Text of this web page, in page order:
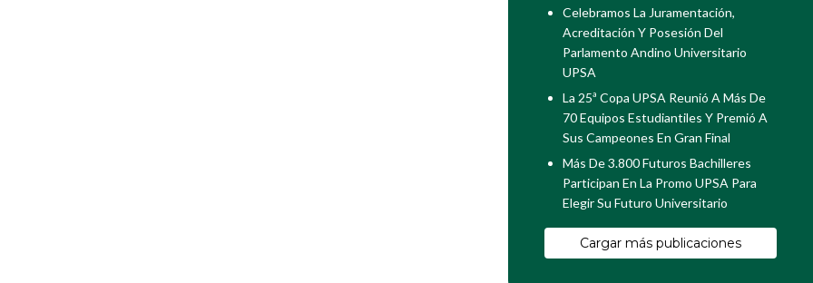
Celebramos La Juramentación,
Acreditación Y Posesión Del
Parlamento Andino Universitario
UPSA
La 25ª Copa UPSA Reunió A Más De
70 Equipos Estudiantiles Y Premió A
Sus Campeones En Gran Final
Más De 3.800 Futuros Bachilleres
Participan En La Promo UPSA Para
Elegir Su Futuro Universitario
Cargar más publicaciones